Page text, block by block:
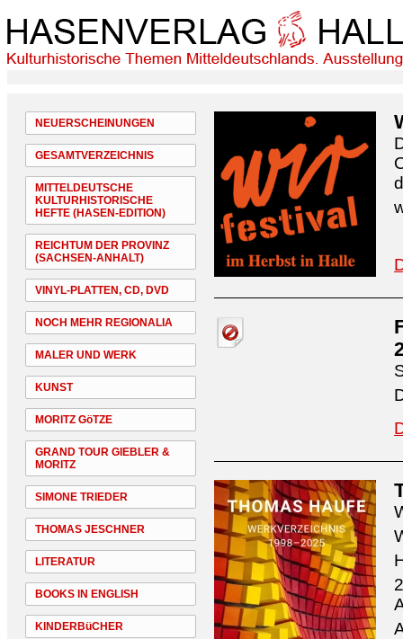
NEUERSCHEINUNGEN
GESAMTVERZEICHNIS
MITTELDEUTSCHE
KULTURHISTORISCHE
HEFTE (HASEN-EDITION)
REICHTUM DER PROVINZ
(SACHSEN-ANHALT)
VINYL-PLATTEN, CD, DVD
NOCH MEHR REGIONALIA
MALER UND WERK
KUNST
MORITZ GöTZE
GRAND TOUR GIEBLER &
MORITZ
SIMONE TRIEDER
THOMAS JESCHNER
LITERATUR
BOOKS IN ENGLISH
KINDERBüCHER